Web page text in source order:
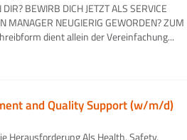
BEWIRB DICH JETZT ALS SERVICE
MANAGER NEUGIERIG GEWORDEN? ZUM
dient allein der Vereinfachung...
and Quality Support (w/m/d)
Herausforderung Als Health, Safety,